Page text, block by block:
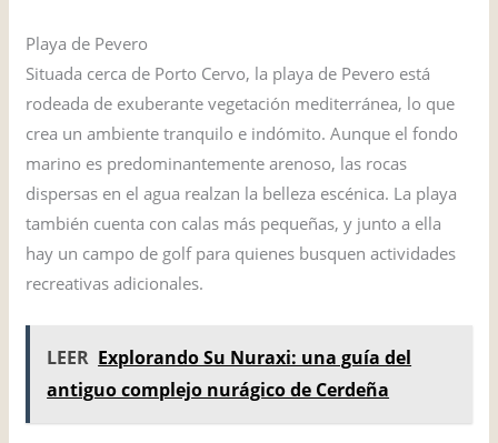
Playa de Pevero
Situada cerca de Porto Cervo, la playa de Pevero está
rodeada de exuberante vegetación mediterránea, lo que
crea un ambiente tranquilo e indómito. Aunque el fondo
marino es predominantemente arenoso, las rocas
dispersas en el agua realzan la belleza escénica. La playa
también cuenta con calas más pequeñas, y junto a ella
hay un campo de golf para quienes busquen actividades
recreativas adicionales.
LEER Explorando Su Nuraxi: una guía del
antiguo complejo nurágico de Cerdeña